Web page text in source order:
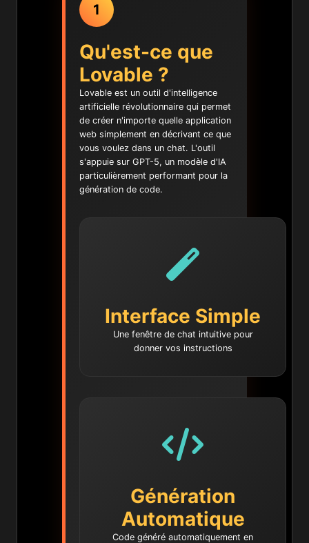
1
Qu'est-ce que
Lovable ?
Lovable est un outil d'intelligence
artificielle révolutionnaire qui permet
de créer n'importe quelle application
web simplement en décrivant ce que
vous voulez dans un chat. L'outil
s'appuie sur GPT-5, un modèle d'IA
particulièrement performant pour la
génération de code.
Interface Simple
Une fenêtre de chat intuitive pour
donner vos instructions
Génération
Automatique
Code généré automatiquement en